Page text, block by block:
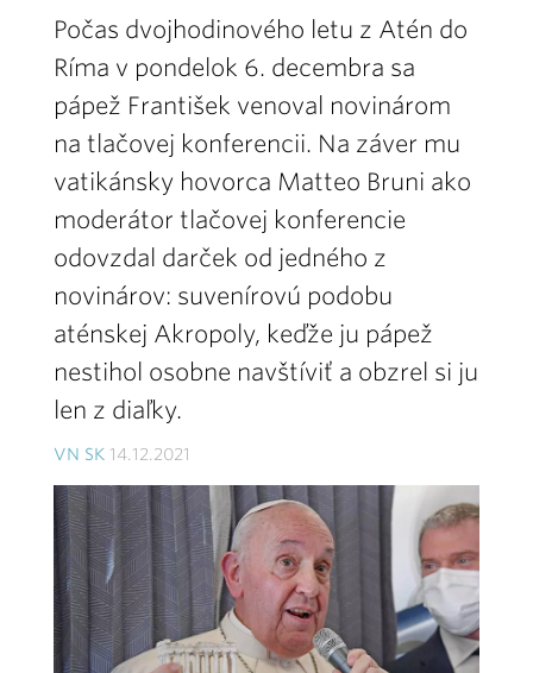
Počas dvojhodinového letu z Atén do
Ríma v pondelok 6. decembra sa
pápež František venoval novinárom
na tlačovej konferencii. Na záver mu
vatikánsky hovorca Matteo Bruni ako
moderátor tlačovej konferencie
odovzdal darček od jedného z
novinárov: suvenírovú podobu
aténskej Akropoly, keďže ju pápež
nestihol osobne navštíviť a obzrel si ju
len z diaľky.
VN SK 14.12.2021